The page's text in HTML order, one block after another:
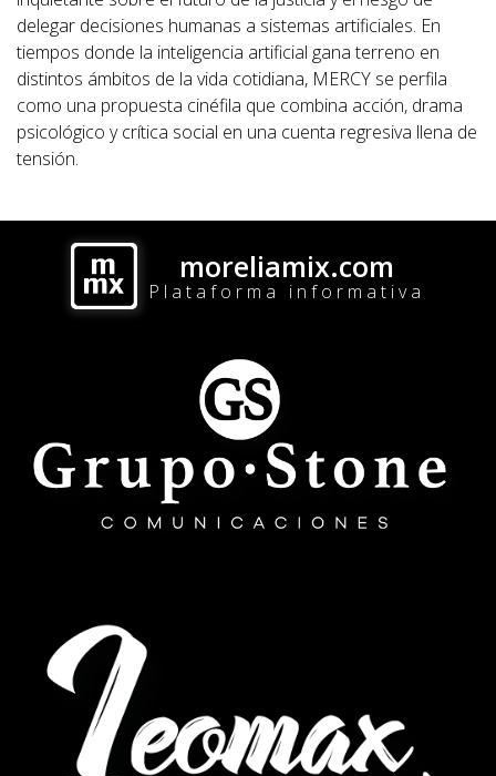
delegar decisiones humanas a sistemas artificiales. En
tiempos donde la inteligencia artificial gana terreno en
distintos ámbitos de la vida cotidiana, MERCY se perfila
como una propuesta cinéfila que combina acción, drama
psicológico y crítica social en una cuenta regresiva llena de
tensión.
moreliamix.com
Plataforma informativa